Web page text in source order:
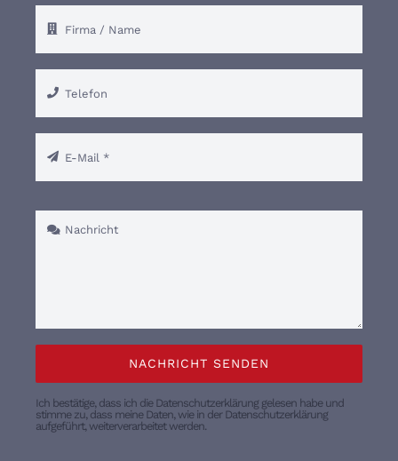
NACHRICHT SENDEN
Ich bestätige, dass ich die Datenschutzerklärung gelesen habe und
stimme zu, dass meine Daten, wie in der Datenschutzerklärung
aufgeführt, weiterverarbeitet werden.